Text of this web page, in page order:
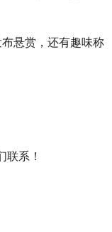
悬赏，还有趣味称
联系！